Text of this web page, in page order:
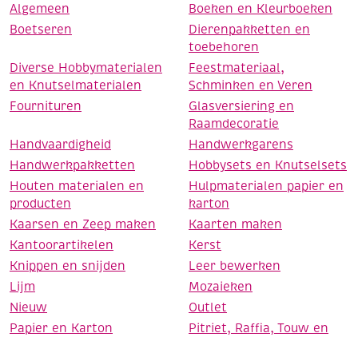
Algemeen
Boeken en Kleurboeken
Boetseren
Dierenpakketten en
toebehoren
Diverse Hobbymaterialen
en Knutselmaterialen
Feestmateriaal,
Schminken en Veren
Fournituren
Glasversiering en
Raamdecoratie
Handvaardigheid
Handwerkgarens
Handwerkpakketten
Hobbysets en Knutselsets
Houten materialen en
producten
Hulpmaterialen papier en
karton
Kaarsen en Zeep maken
Kaarten maken
Kantoorartikelen
Kerst
Knippen en snijden
Leer bewerken
Lijm
Mozaieken
Nieuw
Outlet
Papier en Karton
Pitriet, Raffia, Touw en